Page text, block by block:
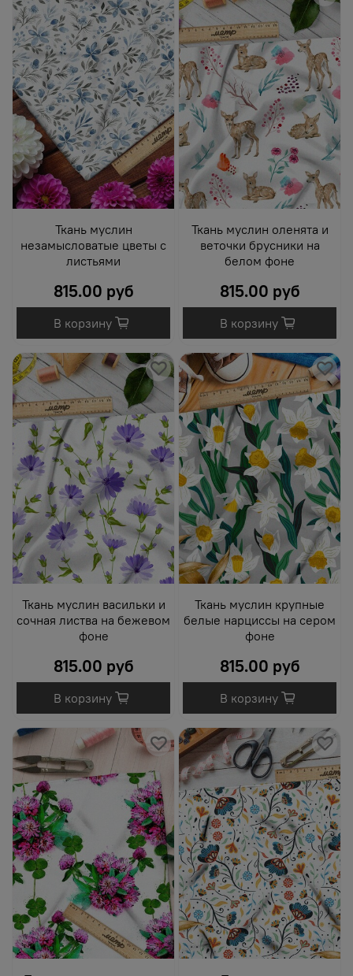
Ткань муслин
незамысловатые цветы с
листьями
815.00 руб
В корзину
Ткань муслин оленята и
веточки брусники на
белом фоне
815.00 руб
В корзину
Ткань муслин васильки и
сочная листва на бежевом
фоне
815.00 руб
В корзину
Ткань муслин крупные
белые нарциссы на сером
фоне
815.00 руб
В корзину